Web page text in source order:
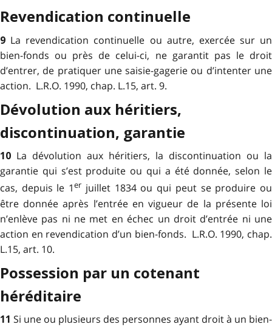
Revendication continuelle
9 La revendication continuelle ou autre, exercée sur un
bien-fonds ou près de celui-ci, ne garantit pas le droit
d’entrer, de pratiquer une saisie-gagerie ou d’intenter une
action. L.R.O. 1990, chap. L.15, art. 9.
Dévolution aux héritiers,
discontinuation, garantie
10 La dévolution aux héritiers, la discontinuation ou la
garantie qui s’est produite ou qui a été donnée, selon le
cas, depuis le 1er juillet 1834 ou qui peut se produire ou
être donnée après l’entrée en vigueur de la présente loi
n’enlève pas ni ne met en échec un droit d’entrée ni une
action en revendication d’un bien-fonds. L.R.O. 1990, chap.
L.15, art. 10.
Possession par un cotenant
héréditaire
11 Si une ou plusieurs des personnes ayant droit à un bien-